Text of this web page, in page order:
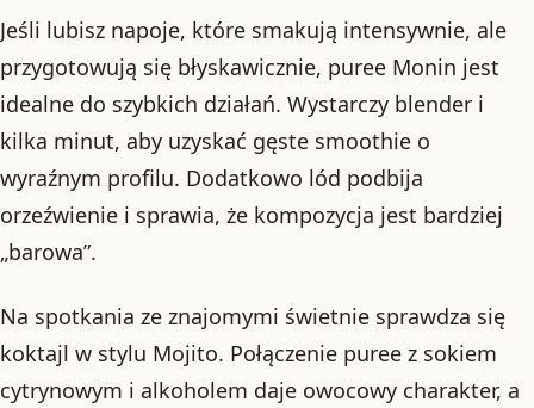
Jeśli lubisz napoje, które smakują intensywnie, ale
przygotowują się błyskawicznie, puree Monin jest
idealne do szybkich działań. Wystarczy blender i
kilka minut, aby uzyskać gęste smoothie o
wyraźnym profilu. Dodatkowo lód podbija
orzeźwienie i sprawia, że kompozycja jest bardziej
„barowa”.
Na spotkania ze znajomymi świetnie sprawdza się
koktajl w stylu Mojito. Połączenie puree z sokiem
cytrynowym i alkoholem daje owocowy charakter, a